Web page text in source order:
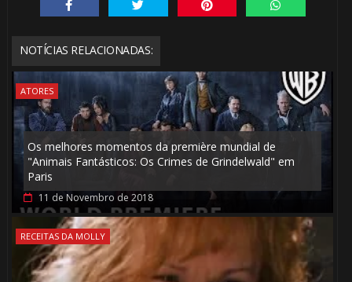
NOTÍCIAS RELACIONADAS:
ATORES
Os melhores momentos da première mundial de
"Animais Fantásticos: Os Crimes de Grindelwald" em
Paris
11 de Novembro de 2018
RECEITAS DA MOLLY
🎂